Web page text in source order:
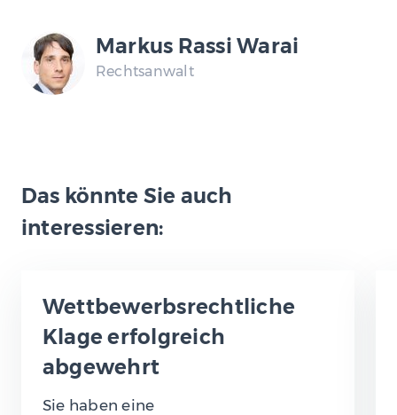
Markus Rassi Warai
Rechtsanwalt
Das könnte Sie auch
interessieren:
Wettbewerbsrechtliche
Klage erfolgreich
abgewehrt
Sie haben eine